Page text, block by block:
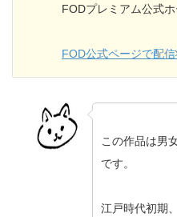
FODプレミアム公式
FOD公式ページで配
この作品は男
です。
江戸時代初期